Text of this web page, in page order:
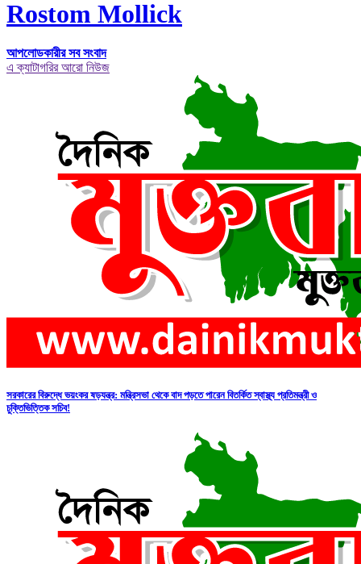
Rostom Mollick
আপলোডকারীর সব সংবাদ
এ ক্যাটাগরির আরো নিউজ
সরকারের বিরুদ্ধে ভয়ংকর ষড়যন্ত্র: মন্ত্রিসভা থেকে বাদ পড়তে পারেন বিতর্কিত স্বাস্থ্য প্রতিমন্ত্রী ও
চুক্তিভিত্তিক সচিব!